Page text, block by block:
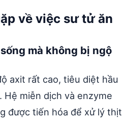
về việc sư tử ăn
mà không bị ngộ
axit rất cao, tiêu diệt hầu
miễn dịch và enzyme
được tiến hóa để xử lý thịt